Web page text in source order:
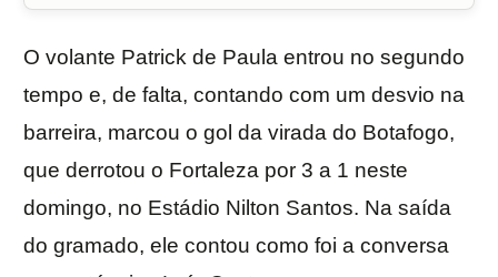
O volante Patrick de Paula entrou no segundo
tempo e, de falta, contando com um desvio na
barreira, marcou o gol da virada do Botafogo,
que derrotou o Fortaleza por 3 a 1 neste
domingo, no Estádio Nilton Santos. Na saída
do gramado, ele contou como foi a conversa